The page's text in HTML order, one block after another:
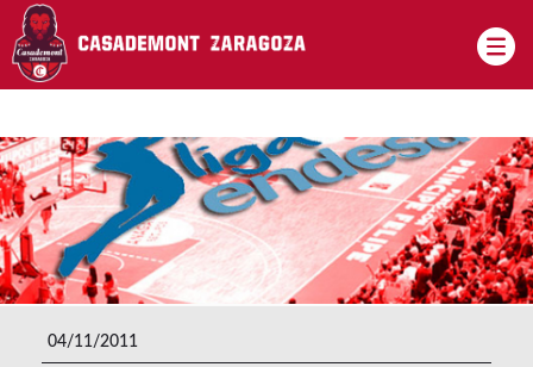
Pasar al contenido principal
04/11/2011